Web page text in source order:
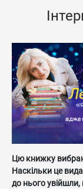
Цю книжку
Наскільки це
до нього увійшли,